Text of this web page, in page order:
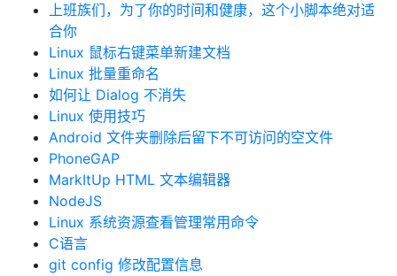
上班族们，为了你的时间和健康，这个小脚本绝对适
合你
Linux 鼠标右键菜单新建文档
Linux 批量重命名
如何让 Dialog 不消失
Linux 使用技巧
Android 文件夹删除后留下不可访问的空文件
PhoneGAP
MarkItUp HTML 文本编辑器
NodeJS
Linux 系统资源查看管理常用命令
C语言
git config 修改配置信息